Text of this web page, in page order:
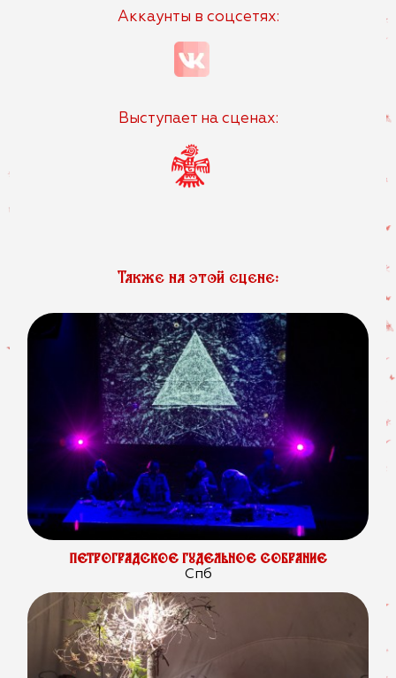
Аккаунты в соцсетях:
Выступает на сценах:
Также на этой сцене:
ПЕТРОГРАДСКОЕ ГУДЕЛЬНОЕ СОБРАНИЕ
Спб